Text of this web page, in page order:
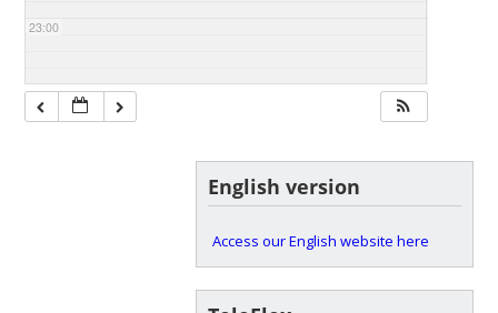
23:00
English version
Access our English website here